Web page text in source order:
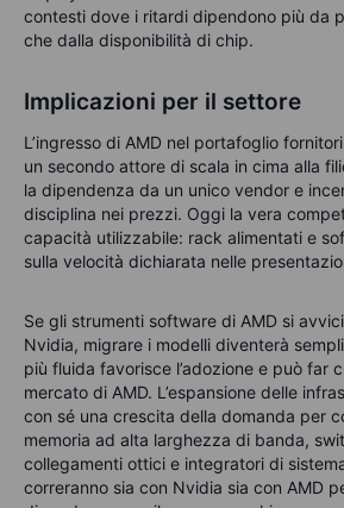
contesti dove i ritardi dipendono più da
che dalla disponibilità di chip.
Implicazioni per il settore
L’ingresso di AMD nel portafoglio
un secondo attore di scala in cima alla
la dipendenza da un unico vendor e
disciplina nei prezzi. Oggi la vera
capacità utilizzabile: rack alimentati e
sulla velocità dichiarata nelle
Se gli strumenti software di AMD si
Nvidia, migrare i modelli diventerà
più fluida favorisce l’adozione e può far
mercato di AMD. L’espansione delle
con sé una crescita della domanda per
memoria ad alta larghezza di banda,
collegamenti ottici e integratori di
correranno sia con Nvidia sia con AMD